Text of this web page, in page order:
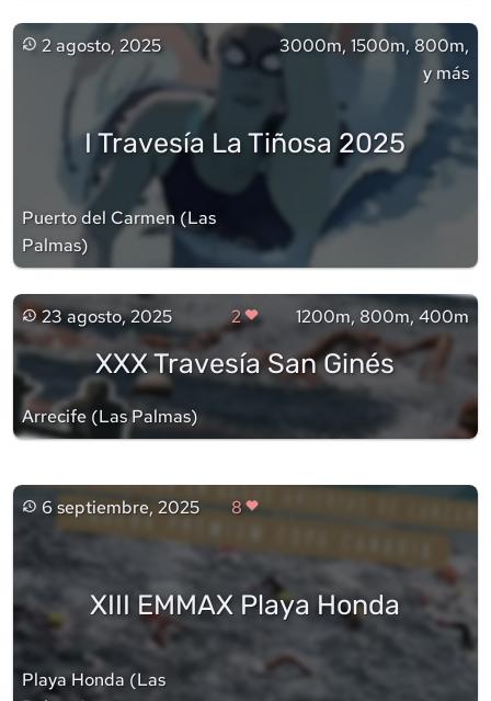
2 agosto, 2025
3000m, 1500m, 800m,
y más
I Travesía La Tiñosa 2025
Puerto del Carmen (Las
Palmas)
23 agosto, 2025 2 1200m, 800m, 400m
XXX Travesía San Ginés
Arrecife (Las Palmas)
6 septiembre, 2025 8
XIII EMMAX Playa Honda
Playa Honda (Las